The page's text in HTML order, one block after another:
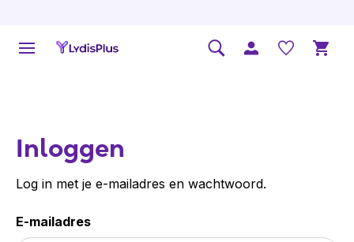
Inloggen
Log in met je e-mailadres en wachtwoord.
E-mailadres